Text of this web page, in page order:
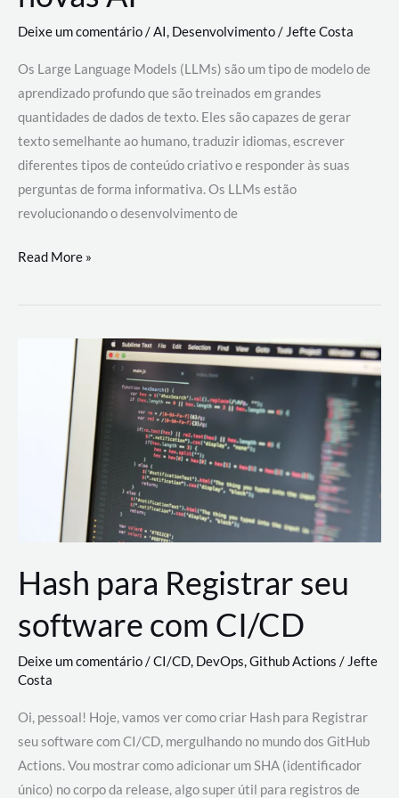
Deixe um comentário/AI, Desenvolvimento/ Jefte Costa
Os Large Language Models (LLMs) são um tipo de modelo de
aprendizado profundo que são treinados em grandes
quantidades de dados de texto. Eles são capazes de gerar
texto semelhante ao humano, traduzir idiomas, escrever
diferentes tipos de conteúdo criativo e responder às suas
perguntas de forma informativa. Os LLMs estão
revolucionando o desenvolvimento de
Large
Models
revolucionando
desenvolvimento
Read More »
Hash para Registrar seu
software com CI/CD
Deixe um comentário/CI/CD, DevOps,Github Actions /Jefte
Costa
Oi, pessoal! Hoje, vamos ver como criar Hash para Registrar
seu software com CI/CD, mergulhando no mundo dos GitHub
Actions. Vou mostrar como adicionar um SHA (identificador
único) no corpo da release, algo super útil para registros de